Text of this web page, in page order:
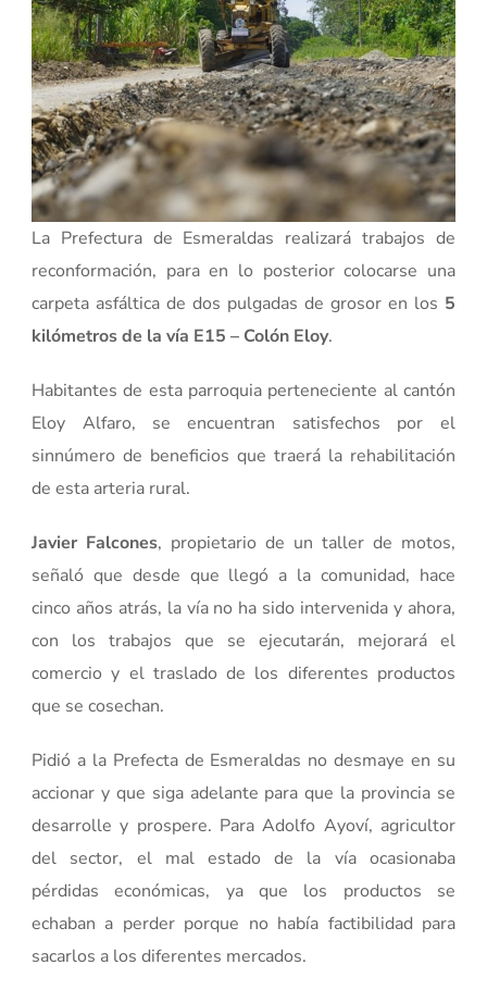
La Prefectura de Esmeraldas realizará trabajos de
reconformación, para en lo posterior colocarse una
carpeta asfáltica de dos pulgadas de grosor en los 5
kilómetros de la vía E15 – Colón Eloy.
Habitantes de esta parroquia perteneciente al cantón
Eloy Alfaro, se encuentran satisfechos por el
sinnúmero de beneficios que traerá la rehabilitación
de esta arteria rural.
Javier Falcones, propietario de un taller de motos,
señaló que desde que llegó a la comunidad, hace
cinco años atrás, la vía no ha sido intervenida y ahora,
con los trabajos que se ejecutarán, mejorará el
comercio y el traslado de los diferentes productos
que se cosechan.
Pidió a la Prefecta de Esmeraldas no desmaye en su
accionar y que siga adelante para que la provincia se
desarrolle y prospere. Para Adolfo Ayoví, agricultor
del sector, el mal estado de la vía ocasionaba
pérdidas económicas, ya que los productos se
echaban a perder porque no había factibilidad para
sacarlos a los diferentes mercados.